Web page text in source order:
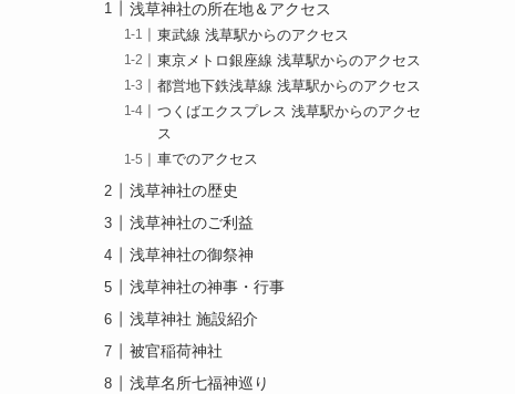
浅草神社の所在地＆アクセス
東武線 浅草駅からのアクセス
東京メトロ銀座線 浅草駅からのアクセス
都営地下鉄浅草線 浅草駅からのアクセス
つくばエクスプレス 浅草駅からのアクセ
ス
車でのアクセス
浅草神社の歴史
浅草神社のご利益
浅草神社の御祭神
浅草神社の神事・行事
浅草神社 施設紹介
被官稲荷神社
浅草名所七福神巡り